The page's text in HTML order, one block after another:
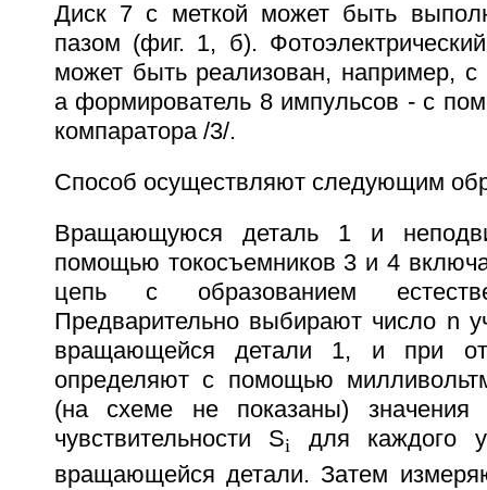
Диск 7 с меткой может быть
пазом (фиг. 1, б).
может быть реализован, например,
а формирователь 8 импульсов - с
компаратора /3/.
Способ осуществляют следующим
Вращающуюся деталь 1 и
помощью токосъемников 3 и 4
цепь с образованием
Предварительно выбирают число n
вращающейся детали 1, и при
определяют с помощью
(на схеме не показаны) значения
чувствительности Si
для каждого
вращающейся детали. Затем